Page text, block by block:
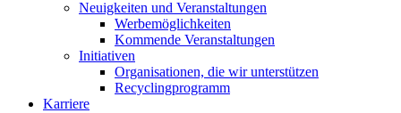
Neuigkeiten und Veranstaltungen
Werbemöglichkeiten
Kommende Veranstaltungen
Initiativen
Organisationen, die wir unterstützen
Recyclingprogramm
Karriere